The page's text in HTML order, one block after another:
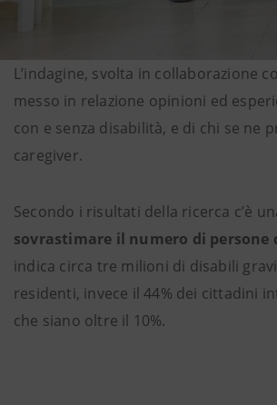
L’indagine, svolta in collaborazione
messo in relazione opinioni ed
con e senza disabilità, e di chi se ne
caregiver.
Secondo i risultati della ricerca c’è
sovrastimare il numero di persone
indica circa tre milioni di disabili
residenti, invece il 44% dei cittadini
che siano oltre il 10%.